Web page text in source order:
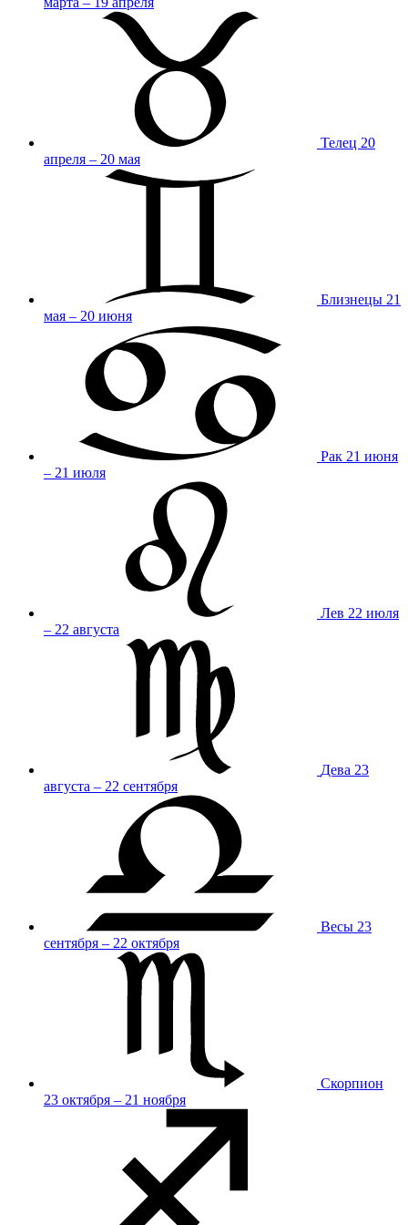
Телец 20
апреля – 20 мая
Близнецы 21
мая – 20 июня
Рак 21 июня
– 21 июля
Лев 22 июля
– 22 августа
Дева 23
августа – 22 сентября
Весы 23
сентября – 22 октября
Скорпион
23 октября – 21 ноября